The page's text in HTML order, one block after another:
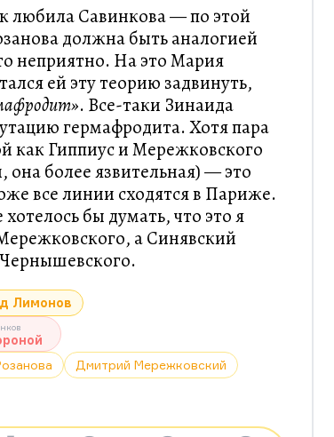
любила Савинкова — по этой
должна быть аналогией
неприятно. На это Мария
ей эту теорию задвинуть,
. Все-таки Зинаида
гермафродита. Хотя пара
как Гиппиус и Мережковского
более язвительная) — это
все линии сходятся в Париже.
бы думать, что это я
а Синявский
Лимонов
Дмитрий Мережковский